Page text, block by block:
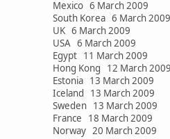
Mexico 6 March 2009
South Korea 6 March 2009
UK 6 March 2009
USA 6 March 2009
Egypt 11 March 2009
Hong Kong 12 March
Estonia 13 March 2009
Iceland 13 March 2009
Sweden 13 March 2009
France 18 March 2009
Norway 20 March 2009